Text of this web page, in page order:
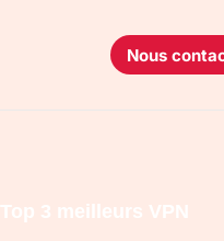
Nous
Top 3 meilleurs VPN